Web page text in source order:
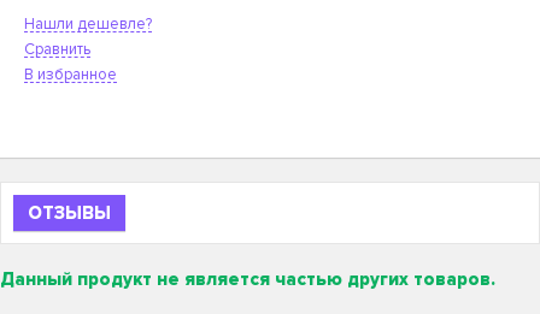
Нашли дешевле?
Сравнить
В избранное
ОТЗЫВЫ
Данный продукт не является частью других товаров.